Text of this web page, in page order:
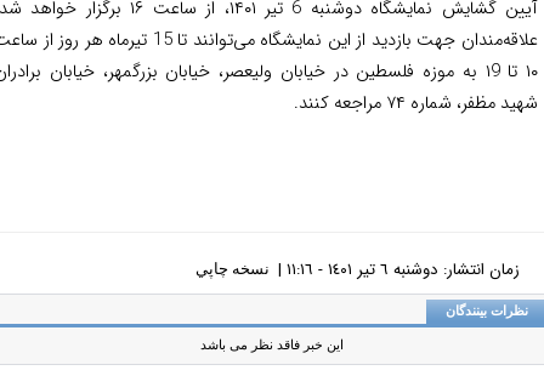
آیین گشایش نمایشگاه دوشنبه 6 تیر ۱۴۰۱، از ساعت ۱۶ برگزار خواهد شد.
علاقه‌مندان جهت بازدید از این نمایشگاه می‌توانند تا 15 تیرماه هر روز از ساعت
۱۰ تا ۱9 به موزه فلسطین در خیابان ولیعصر، خیابان بزرگمهر، خیابان برادران
مظفر، شماره ۷۴ مراجعه کنند.
زمان انتشار: دوشنبه ٦ تير ١٤٠١ - ١١:١٦ | نسخه چاپي
بینندگان
این خبر فاقد نظر می باشد